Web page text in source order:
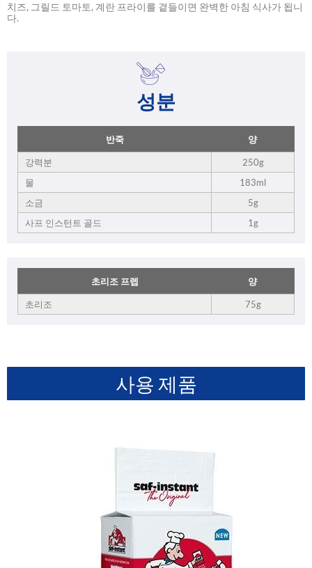
치즈, 그릴드 토마토, 계란 프라이를 곁들이면 완벽한 아침 식사가 됩니
다.
성분
반죽 양
강력분
250g
물
183ml
소금
5g
사프 인스턴트 골드
1g
초리조 프렙 양
초리조 75g
사용 제품